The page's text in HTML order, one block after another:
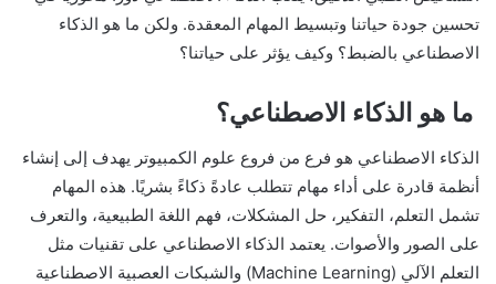
تحسين جودة حياتنا وتبسيط المهام المعقدة. ولكن ما هو الذكاء
الاصطناعي بالضبط؟ وكيف يؤثر على حياتنا؟
ما هو الذكاء الاصطناعي؟
الذكاء الاصطناعي هو فرع من فروع علوم الكمبيوتر يهدف إلى إنشاء
أنظمة قادرة على أداء مهام تتطلب عادةً ذكاءً بشريًا. هذه المهام
تشمل التعلم، التفكير، حل المشكلات، فهم اللغة الطبيعية، والتعرف
على الصور والأصوات. يعتمد الذكاء الاصطناعي على تقنيات مثل
التعلم الآلي (Machine Learning) والشبكات العصبية الاصطناعية